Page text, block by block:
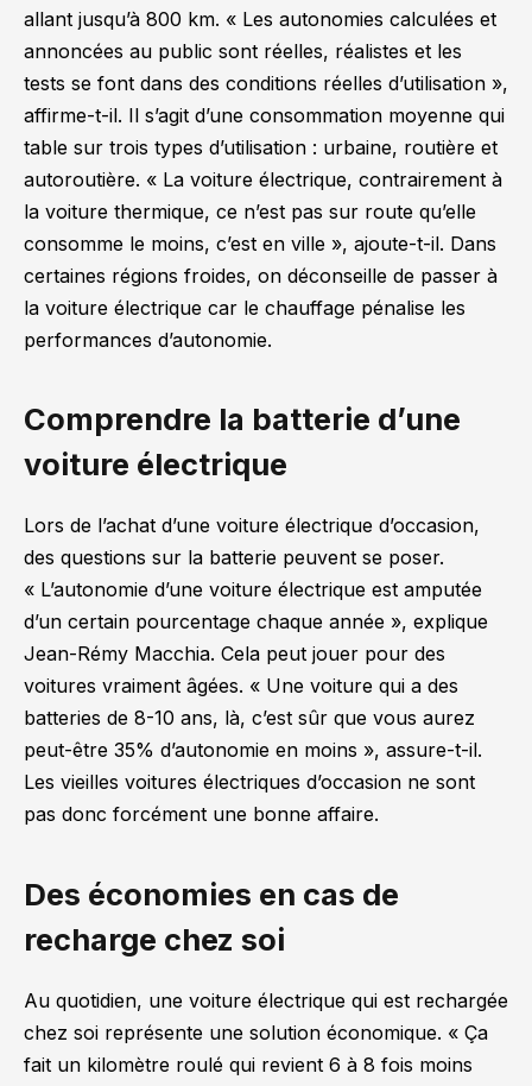
allant jusqu’à 800 km. « Les autonomies calculées et
annoncées au public sont réelles, réalistes et les
tests se font dans des conditions réelles d’utilisation »,
affirme-t-il. Il s’agit d’une consommation moyenne qui
table sur trois types d’utilisation : urbaine, routière et
autoroutière. « La voiture électrique, contrairement à
la voiture thermique, ce n’est pas sur route qu’elle
consomme le moins, c’est en ville », ajoute-t-il. Dans
certaines régions froides, on déconseille de passer à
la voiture électrique car le chauffage pénalise les
performances d’autonomie.
Comprendre la batterie d’une
voiture électrique
Lors de l’achat d’une voiture électrique d’occasion,
des questions sur la batterie peuvent se poser.
« L’autonomie d’une voiture électrique est amputée
d’un certain pourcentage chaque année », explique
Jean-Rémy Macchia. Cela peut jouer pour des
voitures vraiment âgées. « Une voiture qui a des
batteries de 8-10 ans, là, c’est sûr que vous aurez
peut-être 35% d’autonomie en moins », assure-t-il.
Les vieilles voitures électriques d’occasion ne sont
pas donc forcément une bonne affaire.
Des économies en cas de
recharge chez soi
Au quotidien, une voiture électrique qui est rechargée
chez soi représente une solution économique. « Ça
fait un kilomètre roulé qui revient 6 à 8 fois moins